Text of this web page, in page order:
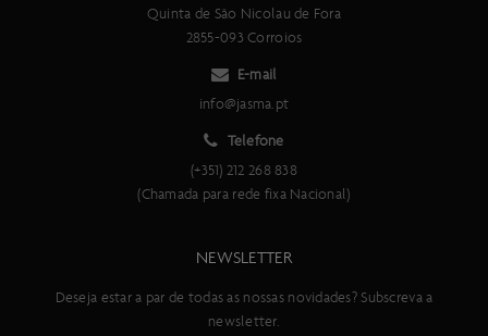
Scott Genius Alu 2018 a 2022
Scott Genius Carbono 2018 a 2023
Scott Genius Eride 2018 a 2022
Scott Genius eRide 2019 a 2022
Quinta de São Nicolau de Fora
2855-093 Corroios
E-mail
info@jasma.pt
Telefone
(+351) 212 268 838
(Chamada para rede fixa Nacional)
NEWSLETTER
Deseja estar a par de todas as nossas novidades? Subscreva a
newsletter.